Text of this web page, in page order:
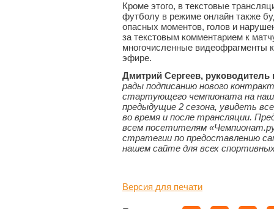
Кроме этого, в текстовые
футболу в режиме онлайн также
опасных моментов, голов и
за текстовым комментарием к
многочисленные видеофрагменты
эфире.
Дмитрий Сергеев, руководитель
рады подписанию нового
стартующего чемпионата на
предыдущие 2 сезона, увидеть
во время и после трансляции.
всем посетителям
стратегии по предоставлению
нашем сайте для всех
Версия для печати